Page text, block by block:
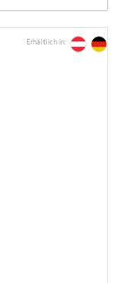
Erhältlich in: